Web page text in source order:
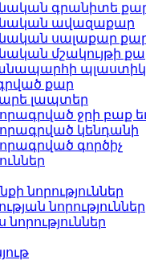
գրանիտե
ավազաքար
սալաքար
մշակույթի
անապարհի պլաստիկ
քար
լապտեր
ջրի բաք
կենդանի
գործիչ
նորություններ
նորություններ
նորություններ